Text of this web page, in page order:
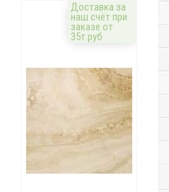
Доставка за
наш счёт при
заказе от
35т.руб